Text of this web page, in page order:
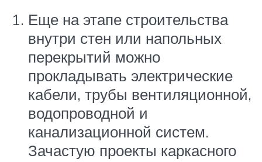
Еще на этапе строительства
внутри стен или напольных
перекрытий можно
прокладывать электрические
кабели, трубы вентиляционной,
водопроводной и
канализационной систем.
Зачастую проекты каркасного